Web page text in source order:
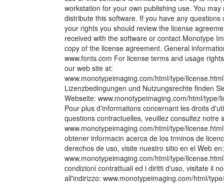
workstation for your own publishing use. You may
distribute this software. If you have any questions
your rights you should review the license
received with the software or contact Monotype
copy of the license agreement. General
www.fonts.com For license terms and usage
our web site at:
www.monotypeimaging.com/html/type/license.html
Lizenzbedingungen und Nutzungsrechte finden
Webseite: www.monotypeimaging.com/html/type/
Pour plus d'informations concernant les droits
questions contractuelles, veuillez consultez notre
www.monotypeimaging.com/html/type/
obtener informacin acerca de los trminos de
derechos de uso, visite nuestro sitio en el Web en:
www.monotypeimaging.com/html/type/
condizioni contrattuali ed i diritti d'uso, visitate il
all'indirizzo: www.monotypeimaging.com/html/